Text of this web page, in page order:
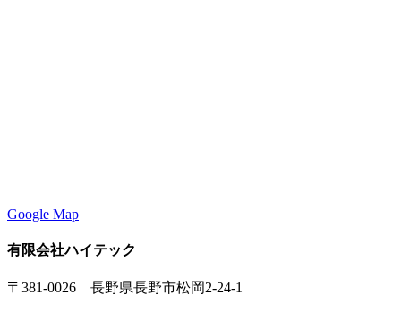
Google Map
有限会社ハイテック
〒381-0026 長野県長野市松岡2-24-1